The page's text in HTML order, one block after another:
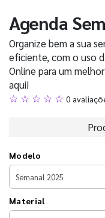
Agenda
Organize bem a sua
eficiente, com o uso
Online para um
aqui!
☆ ☆ ☆ ☆ ☆ 0
Modelo
Material